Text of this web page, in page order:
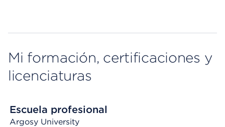
Mi formación, certificaciones y
licenciaturas
Escuela profesional
Argosy University